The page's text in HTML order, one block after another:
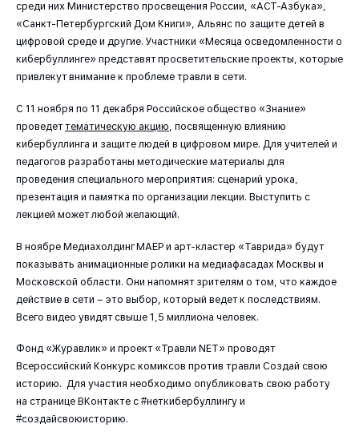
среди них Министерство просвещения России, «АСТ-Азбука»,
«Санкт-Петербургский Дом Книги», Альянс по защите детей в
цифровой среде и другие. Участники «Месяца осведомленности о
кибербуллинге» представят просветительские проекты, которые
привлекут внимание к проблеме травли в сети.
С 11 ноября по 11 декабря Российское общество «Знание»
проведеттематическую акцию , посвященную влиянию
кибербуллинга и защите людей в цифровом мире. Для учителей и
педагогов разработаны методические материалы для
проведения специального мероприятия: сценарий урока,
презентация и памятка по организации лекции. Выступить с
лекцией может любой желающий.
В ноябре Медиахолдинг МАЕР и арт-кластер «Таврида» будут
показывать анимационные ролики на медиафасадах Москвы и
Московской области. Они напомнят зрителям о том, что каждое
действие в сети – это выбор, который ведет к последствиям.
Всего видео увидят свыше 1,5 миллиона человек.
Фонд «Журавлик» и проект «Травли NET» проводят
Всероссийский Конкурс комиксов против травли Создай свою
историю. Для участия необходимо опубликовать свою работу
на странице ВКонтакте с #неткибербуллингу и
#создайсвоюисторию.